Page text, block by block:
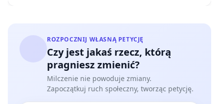
ROZPOCZNIJ WŁASNĄ PETYCJĘ
Czy jest jakaś rzecz, którą
pragniesz zmienić?
Milczenie nie powoduje zmiany.
Zapoczątkuj ruch społeczny, tworząc petycję.